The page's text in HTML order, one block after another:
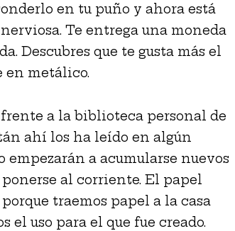
en tu puño y ahora está
Te entrega una moneda
Descubres que te gusta más el
en metálico.
a la biblioteca personal de
ahí los ha leído en algún
a acumularse nuevos
al corriente. El papel
traemos papel a la casa
el uso para el que fue creado.